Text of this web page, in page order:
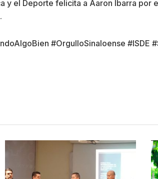
y el Deporte felicita a Aaron Ibarra
#OrgulloSinaloense #ISDE